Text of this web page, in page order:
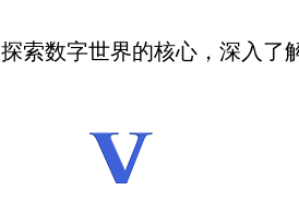
探索数字世界的核心，深入了